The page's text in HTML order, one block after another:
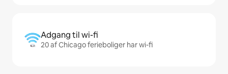
Adgang til wi-fi
20 af Chicago ferieboliger har wi-fi